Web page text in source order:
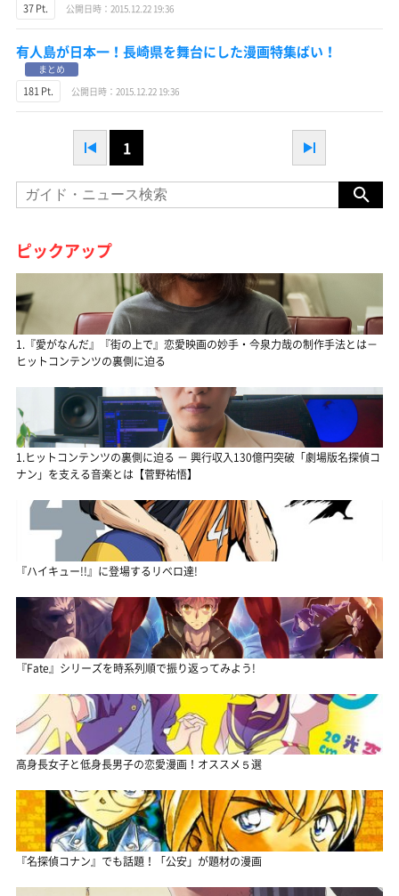
37 Pt. 公開日時：2015.12.22 19:36
有人島が日本一！長崎県を舞台にした漫画特集ばい！
まとめ
181 Pt. 公開日時：2015.12.22 19:36
1
ピックアップ
1.『愛がなんだ』『街の上で』恋愛映画の妙手・今泉力哉の制作手法とは－
ヒットコンテンツの裏側に迫る
1.ヒットコンテンツの裏側に迫る － 興行収入130億円突破「劇場版名探偵コ
ナン」を支える音楽とは【菅野祐悟】
『ハイキュー!!』に登場するリベロ達!
『Fate』シリーズを時系列順で振り返ってみよう!
高身長女子と低身長男子の恋愛漫画！オススメ５選
『名探偵コナン』でも話題！「公安」が題材の漫画